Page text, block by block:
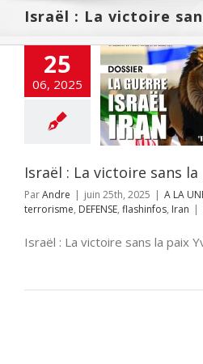
Israël : La victoire
25
06, 2025
victoire sans
la paix
Anti-
Israël : La victoire sans la
ParAndre | juin 25th, 2025 | A LA
terrorisme, DEFENSE, flashinfos, Iran |
Israël : La victoire sans la paix